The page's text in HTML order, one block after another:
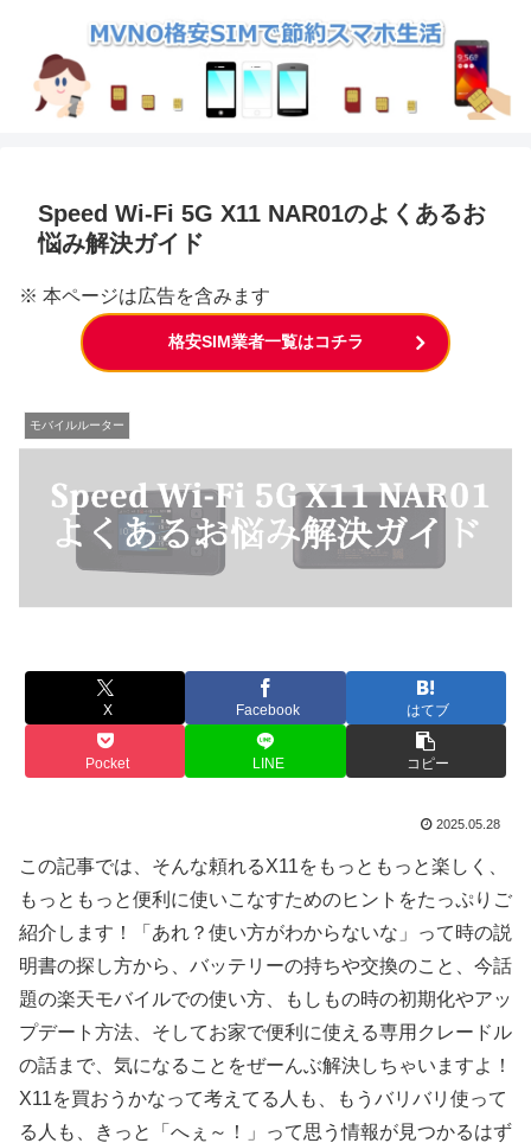
Speed Wi-Fi 5G X11 NAR01のよくあるお
悩み解決ガイド
※ 本ページは広告を含みます
格安SIM業者一覧はコチラ
モバイルルーター
X Facebook はてブ
Pocket LINE コピー
2025.05.28
この記事では、そんな頼れるX11をもっともっと楽しく、
もっともっと便利に使いこなすためのヒントをたっぷりご
紹介します！「あれ？使い方がわからないな」って時の説
明書の探し方から、バッテリーの持ちや交換のこと、今話
題の楽天モバイルでの使い方、もしもの時の初期化やアッ
プデート方法、そしてお家で便利に使える専用クレードル
の話まで、気になることをぜーんぶ解決しちゃいますよ！
X11を買おうかなって考えてる人も、もうバリバリ使って
る人も、きっと「へぇ～！」って思う情報が見つかるはず